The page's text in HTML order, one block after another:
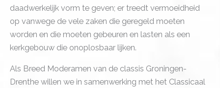
daadwerkelijk vorm te geven; er treedt vermoeidheid
op vanwege de vele zaken die geregeld moeten
worden en die moeten gebeuren en lasten als een
kerkgebouw die onoplosbaar lijken.
Als Breed Moderamen van de classis Groningen-
Drenthe willen we in samenwerking met het Classicaal